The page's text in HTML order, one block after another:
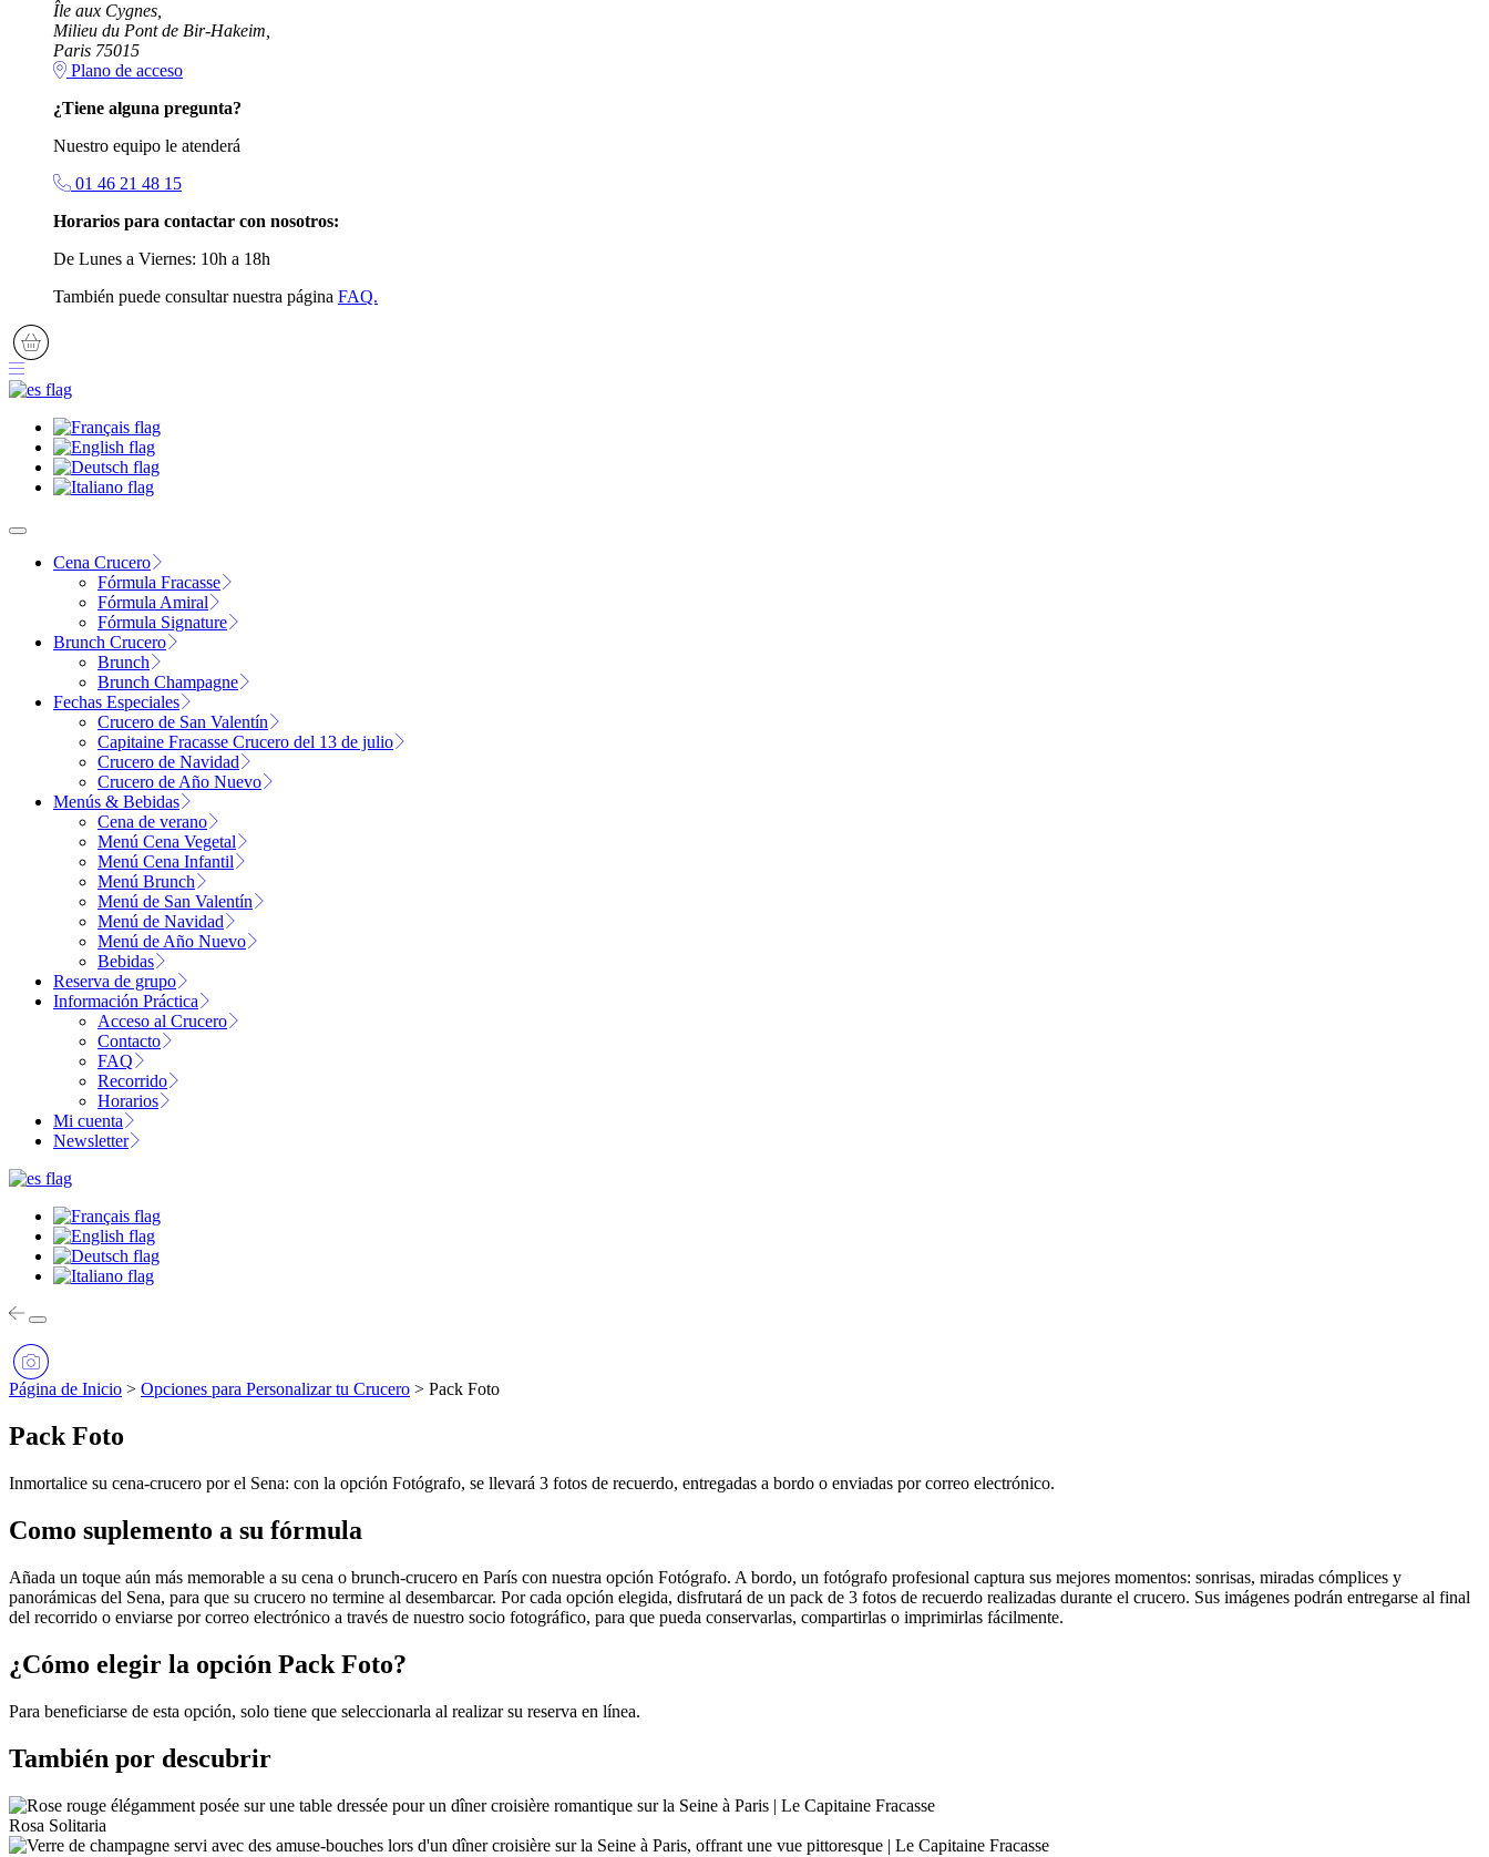
Île aux Cygnes,
Milieu du Pont de Bir-Hakeim,
Paris 75015
Plano de acceso
¿Tiene alguna pregunta?
Nuestro equipo le atenderá
01 46 21 48 15
Horarios para contactar con nosotros:
De Lunes a Viernes: 10h a 18h
También puede consultar nuestra página FAQ.
Cena Crucero
Fórmula Fracasse
Fórmula Amiral
Fórmula Signature
Brunch Crucero
Brunch
Brunch Champagne
Fechas Especiales
Crucero de San Valentín
Capitaine Fracasse Crucero del 13 de julio
Crucero de Navidad
Crucero de Año Nuevo
Menús & Bebidas
Cena de verano
Menú Cena Vegetal
Menú Cena Infantil
Menú Brunch
Menú de San Valentín
Menú de Navidad
Menú de Año Nuevo
Bebidas
Reserva de grupo
Información Práctica
Acceso al Crucero
Contacto
FAQ
Recorrido
Horarios
Mi cuenta
Newsletter
Página de Inicio > Opciones para Personalizar tu Crucero > Pack Foto
Pack Foto
Inmortalice su cena-crucero por el Sena: con la opción Fotógrafo, se llevará 3 fotos de recuerdo, entregadas a bordo o enviadas por correo electrónico.
Como suplemento a su fórmula
Añada un toque aún más memorable a su cena o brunch-crucero en París con nuestra opción Fotógrafo. A bordo, un fotógrafo profesional captura sus mejores momentos: sonrisas, miradas cómplices y
panorámicas del Sena, para que su crucero no termine al desembarcar. Por cada opción elegida, disfrutará de un pack de 3 fotos de recuerdo realizadas durante el crucero. Sus imágenes podrán entregarse al final
del recorrido o enviarse por correo electrónico a través de nuestro socio fotográfico, para que pueda conservarlas, compartirlas o imprimirlas fácilmente.
¿Cómo elegir la opción Pack Foto?
Para beneficiarse de esta opción, solo tiene que seleccionarla al realizar su reserva en línea.
También por descubrir
Rosa Solitaria